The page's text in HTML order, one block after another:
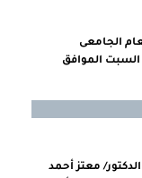
الجامعى
السبت الموافق
معتز أحمد